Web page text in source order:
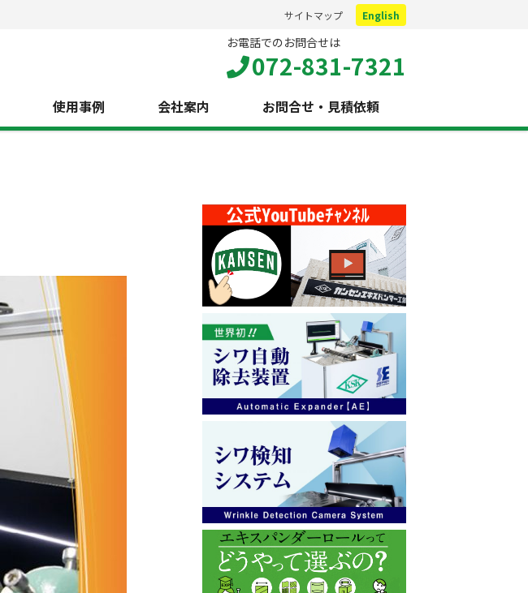
サイトマップ English
お電話でのお問合せは
072-831-7321
使用事例 会社案内 お問合せ・見積依頼